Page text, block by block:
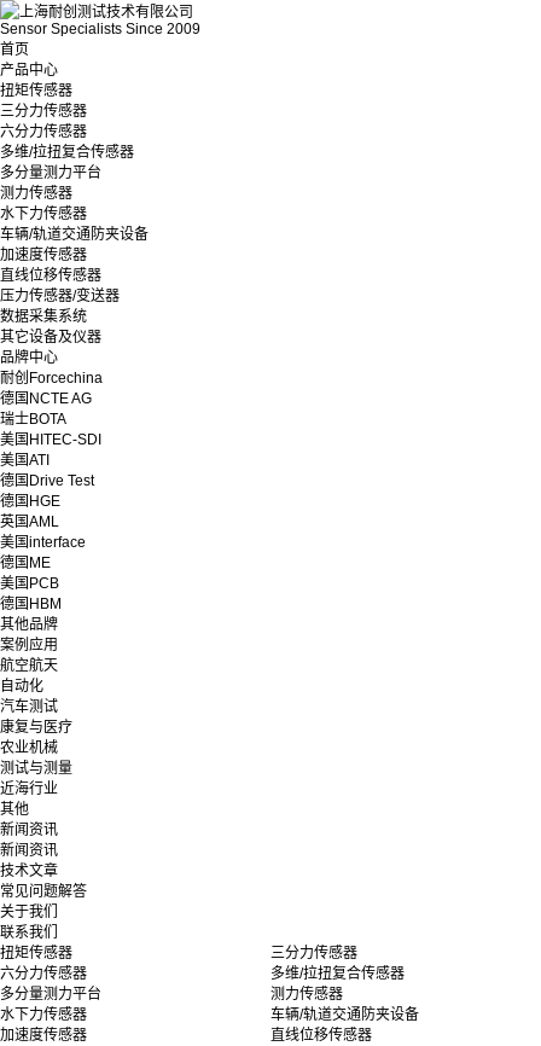
Sensor Specialists Since 2009
首页
产品中心
扭矩传感器
三分力传感器
六分力传感器
多维/拉扭复合传感器
多分量测力平台
测力传感器
水下力传感器
车辆/轨道交通防夹设备
加速度传感器
直线位移传感器
压力传感器/变送器
数据采集系统
其它设备及仪器
品牌中心
耐创Forcechina
德国NCTE AG
瑞士BOTA
美国HITEC-SDI
美国ATI
德国Drive Test
德国HGE
英国AML
美国interface
德国ME
美国PCB
德国HBM
其他品牌
案例应用
航空航天
自动化
汽车测试
康复与医疗
农业机械
测试与测量
近海行业
其他
新闻资讯
新闻资讯
技术文章
常见问题解答
关于我们
联系我们
扭矩传感器
三分力传感器
六分力传感器
多维/拉扭复合传感器
多分量测力平台
测力传感器
水下力传感器
车辆/轨道交通防夹设备
加速度传感器
直线位移传感器